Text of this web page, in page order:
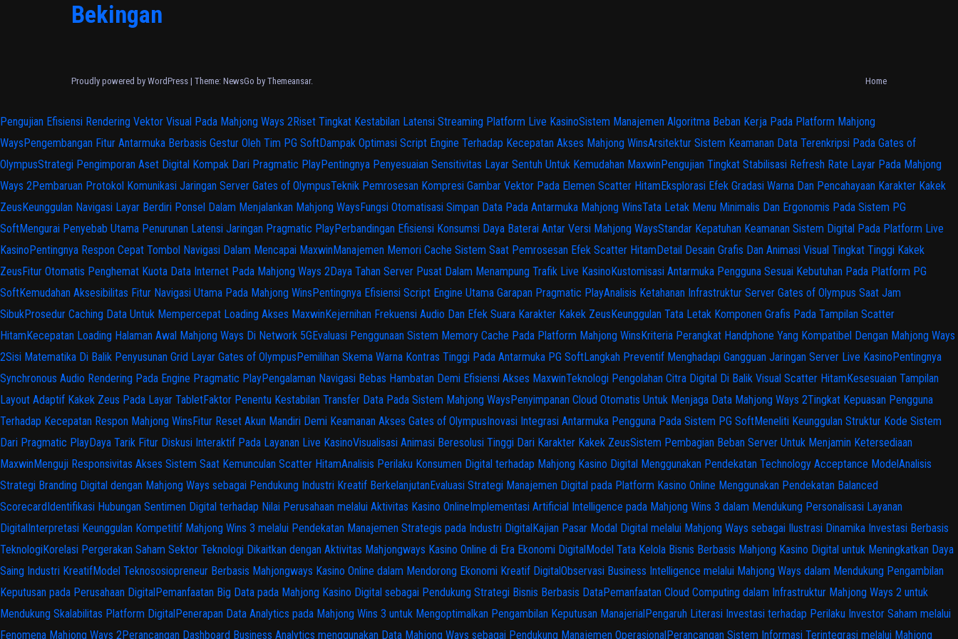
Bekingan
Proudly powered by WordPress | Theme: NewsGo by Themeansar. Home
Pengujian Efisiensi Rendering Vektor Visual Pada Mahjong Ways 2Riset Tingkat Kestabilan Latensi Streaming Platform Live KasinoSistem Manajemen Algoritma Beban Kerja Pada Platform Mahjong
WaysPengembangan Fitur Antarmuka Berbasis Gestur Oleh Tim PG SoftDampak Optimasi Script Engine Terhadap Kecepatan Akses Mahjong WinsArsitektur Sistem Keamanan Data Terenkripsi Pada Gates of
OlympusStrategi Pengimporan Aset Digital Kompak Dari Pragmatic PlayPentingnya Penyesuaian Sensitivitas Layar Sentuh Untuk Kemudahan MaxwinPengujian Tingkat Stabilisasi Refresh Rate Layar Pada Mahjong
Ways 2Pembaruan Protokol Komunikasi Jaringan Server Gates of OlympusTeknik Pemrosesan Kompresi Gambar Vektor Pada Elemen Scatter HitamEksplorasi Efek Gradasi Warna Dan Pencahayaan Karakter Kakek
ZeusKeunggulan Navigasi Layar Berdiri Ponsel Dalam Menjalankan Mahjong WaysFungsi Otomatisasi Simpan Data Pada Antarmuka Mahjong WinsTata Letak Menu Minimalis Dan Ergonomis Pada Sistem PG
SoftMengurai Penyebab Utama Penurunan Latensi Jaringan Pragmatic PlayPerbandingan Efisiensi Konsumsi Daya Baterai Antar Versi Mahjong WaysStandar Kepatuhan Keamanan Sistem Digital Pada Platform Live
KasinoPentingnya Respon Cepat Tombol Navigasi Dalam Mencapai MaxwinManajemen Memori Cache Sistem Saat Pemrosesan Efek Scatter HitamDetail Desain Grafis Dan Animasi Visual Tingkat Tinggi Kakek
ZeusFitur Otomatis Penghemat Kuota Data Internet Pada Mahjong Ways 2Daya Tahan Server Pusat Dalam Menampung Trafik Live KasinoKustomisasi Antarmuka Pengguna Sesuai Kebutuhan Pada Platform PG
SoftKemudahan Aksesibilitas Fitur Navigasi Utama Pada Mahjong WinsPentingnya Efisiensi Script Engine Utama Garapan Pragmatic PlayAnalisis Ketahanan Infrastruktur Server Gates of Olympus Saat Jam
SibukProsedur Caching Data Untuk Mempercepat Loading Akses MaxwinKejernihan Frekuensi Audio Dan Efek Suara Karakter Kakek ZeusKeunggulan Tata Letak Komponen Grafis Pada Tampilan Scatter
HitamKecepatan Loading Halaman Awal Mahjong Ways Di Network 5GEvaluasi Penggunaan Sistem Memory Cache Pada Platform Mahjong WinsKriteria Perangkat Handphone Yang Kompatibel Dengan Mahjong Ways
2Sisi Matematika Di Balik Penyusunan Grid Layar Gates of OlympusPemilihan Skema Warna Kontras Tinggi Pada Antarmuka PG SoftLangkah Preventif Menghadapi Gangguan Jaringan Server Live KasinoPentingnya
Synchronous Audio Rendering Pada Engine Pragmatic PlayPengalaman Navigasi Bebas Hambatan Demi Efisiensi Akses MaxwinTeknologi Pengolahan Citra Digital Di Balik Visual Scatter HitamKesesuaian Tampilan
Layout Adaptif Kakek Zeus Pada Layar TabletFaktor Penentu Kestabilan Transfer Data Pada Sistem Mahjong WaysPenyimpanan Cloud Otomatis Untuk Menjaga Data Mahjong Ways 2Tingkat Kepuasan Pengguna
Terhadap Kecepatan Respon Mahjong WinsFitur Reset Akun Mandiri Demi Keamanan Akses Gates of OlympusInovasi Integrasi Antarmuka Pengguna Pada Sistem PG SoftMeneliti Keunggulan Struktur Kode Sistem
Dari Pragmatic PlayDaya Tarik Fitur Diskusi Interaktif Pada Layanan Live KasinoVisualisasi Animasi Beresolusi Tinggi Dari Karakter Kakek ZeusSistem Pembagian Beban Server Untuk Menjamin Ketersediaan
MaxwinMenguji Responsivitas Akses Sistem Saat Kemunculan Scatter HitamAnalisis Perilaku Konsumen Digital terhadap Mahjong Kasino Digital Menggunakan Pendekatan Technology Acceptance ModelAnalisis
Strategi Branding Digital dengan Mahjong Ways sebagai Pendukung Industri Kreatif BerkelanjutanEvaluasi Strategi Manajemen Digital pada Platform Kasino Online Menggunakan Pendekatan Balanced
ScorecardIdentifikasi Hubungan Sentimen Digital terhadap Nilai Perusahaan melalui Aktivitas Kasino OnlineImplementasi Artificial Intelligence pada Mahjong Wins 3 dalam Mendukung Personalisasi Layanan
DigitalInterpretasi Keunggulan Kompetitif Mahjong Wins 3 melalui Pendekatan Manajemen Strategis pada Industri DigitalKajian Pasar Modal Digital melalui Mahjong Ways sebagai Ilustrasi Dinamika Investasi Berbasis
TeknologiKorelasi Pergerakan Saham Sektor Teknologi Dikaitkan dengan Aktivitas Mahjongways Kasino Online di Era Ekonomi DigitalModel Tata Kelola Bisnis Berbasis Mahjong Kasino Digital untuk Meningkatkan Daya
Saing Industri KreatifModel Teknososiopreneur Berbasis Mahjongways Kasino Online dalam Mendorong Ekonomi Kreatif DigitalObservasi Business Intelligence melalui Mahjong Ways dalam Mendukung Pengambilan
Keputusan pada Perusahaan DigitalPemanfaatan Big Data pada Mahjong Kasino Digital sebagai Pendukung Strategi Bisnis Berbasis DataPemanfaatan Cloud Computing dalam Infrastruktur Mahjong Ways 2 untuk
Mendukung Skalabilitas Platform DigitalPenerapan Data Analytics pada Mahjong Wins 3 untuk Mengoptimalkan Pengambilan Keputusan ManajerialPengaruh Literasi Investasi terhadap Perilaku Investor Saham melalui
Fenomena Mahjong Ways 2Perancangan Dashboard Business Analytics menggunakan Data Mahjong Ways sebagai Pendukung Manajemen OperasionalPerancangan Sistem Informasi Terintegrasi melalui Mahjong